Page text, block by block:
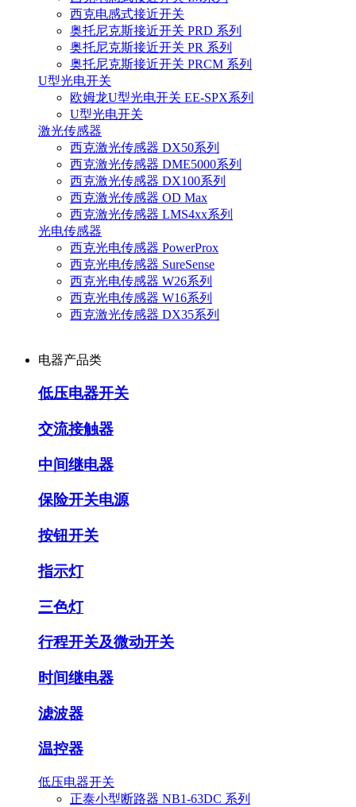
西克电感式接近开关
奥托尼克斯接近开关 PRD 系列
奥托尼克斯接近开关 PR 系列
奥托尼克斯接近开关 PRCM 系列
U型光电开关
欧姆龙U型光电开关 EE-SPX系列
U型光电开关
激光传感器
西克激光传感器 DX50系列
西克激光传感器 DME5000系列
西克激光传感器 DX100系列
西克激光传感器 OD Max
西克激光传感器 LMS4xx系列
光电传感器
西克光电传感器 PowerProx
西克光电传感器 SureSense
西克光电传感器 W26系列
西克光电传感器 W16系列
西克激光传感器 DX35系列
电器产品类
低压电器开关
交流接触器
中间继电器
保险开关电源
按钮开关
指示灯
三色灯
行程开关及微动开关
时间继电器
滤波器
温控器
低压电器开关
正泰小型断路器 NB1-63DC 系列